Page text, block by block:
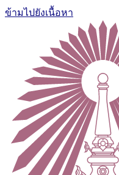
ข้ามไปยังเนื้อหา